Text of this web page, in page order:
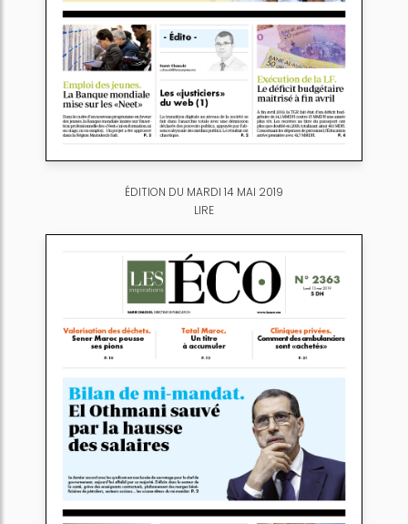
ÉDITION DU MARDI 14 MAI 2019
LIRE